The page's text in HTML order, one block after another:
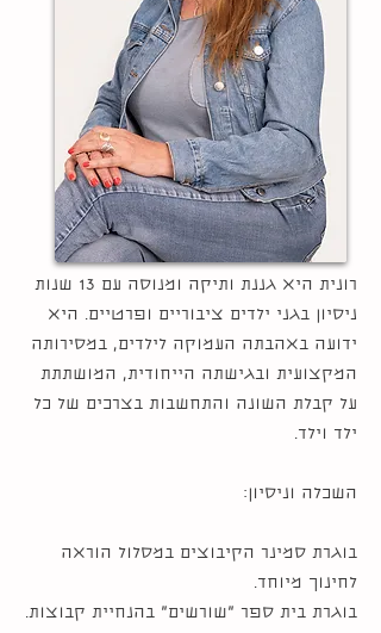
רונית היא גננת ותיקה ומנוסה עם 13 שנות
ניסיון בגני ילדים ציבוריים ופרטיים. היא
ידועה באהבתה העמוקה לילדים, במסירותה
המקצועית ובגישתה הייחודית, המושתתת
על קבלת השונה והתחשבות בצרכים של כל
ילד וילד.
השכלה וניסיון:
בוגרת סמינר הקיבוצים במסלול הוראה
לחינוך מיוחד.
בוגרת בית ספר "שורשים" בהנחיית קבוצות.